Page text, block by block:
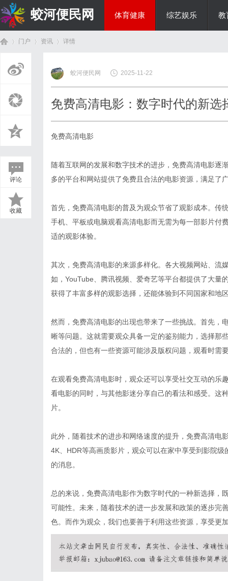
蛟河便民网 体育健康 综艺娱乐 教
门户 资讯
›
详情
评论
收藏
蛟河便民网 2025-11-22
免费高清电影：数字时代的新选
免费高清电影
随着互联网的发展和数字技术的进步，免费高清电影逐
多的平台和网站提供了免费且合法的电影资源，满足了
首先，免费高清电影的普及为观众节省了观影成本。传
手机、平板或电脑观看高清电影而无需为每一部影片付
适的观影体验。
其次，免费高清电影的来源多样化。各大视频网站、流
如，YouTube、腾讯视频、爱奇艺等平台都提供了大量
获得了丰富多样的观影选择，还能体验到不同国家和地
然而，免费高清电影的出现也带来了一些挑战。首先，
晰等问题。这就需要观众具备一定的鉴别能力，选择那
合法的，但也有一些资源可能涉及版权问题，观看时需
在观看免费高清电影时，观众还可以享受社交互动的乐
看电影的同时，与其他影迷分享自己的看法和感受。这
片。
此外，随着技术的进步和网络速度的提升，免费高清电
4K、HDR等高画质影片，观众可以在家中享受到影院
的消息。
总的来说，免费高清电影作为数字时代的一种新选择，
可能性。未来，随着技术的进一步发展和政策的逐步完
色。而作为观众，我们也要善于利用这些资源，享受更